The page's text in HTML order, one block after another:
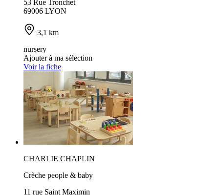
53 Rue Tronchet
69006 LYON
3,1 km
nursery
Ajouter à ma sélection
Voir la fiche
CHARLIE CHAPLIN
Crèche people & baby
11 rue Saint Maximin